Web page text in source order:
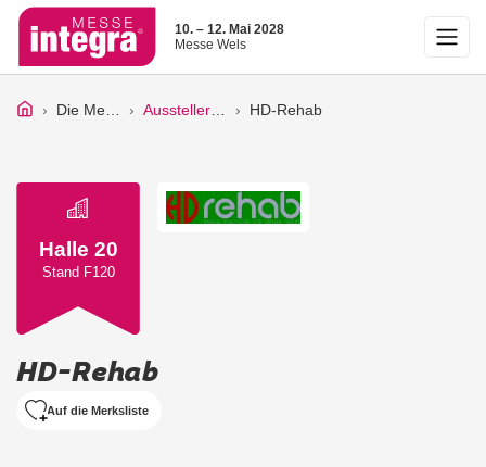
10. – 12. Mai 2028
Messe Wels
Die Messe Ausstellerliste HD-Rehab
Halle 20
Stand F120
HD-Rehab
Auf die Merksliste